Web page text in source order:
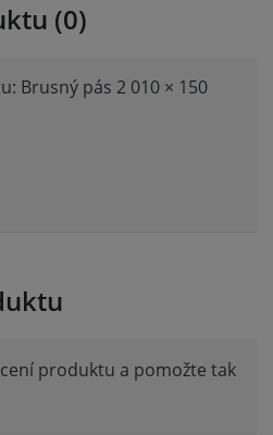
(0)
Brusný pás 2 010 × 150
produktu a pomožte tak